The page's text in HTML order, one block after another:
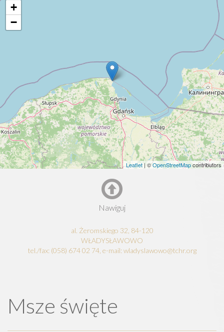
+
−
Leaflet | ©OpenStreetMapcontributors
Nawiguj
al. Żeromskiego 32, 84-120
WŁADYSŁAWOWO
tel./fax: (058) 674 02 74, e-mail: wladyslawowo@tchr.org
Msze święte